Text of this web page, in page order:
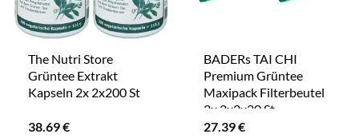
The Nutri Store
Grüntee Extrakt
Kapseln 2x 2x200 St
38.69€
BADERs TAI CHI
Premium Grüntee
Maxipack Filterbeutel
2x 2x2x20 St
27.39€